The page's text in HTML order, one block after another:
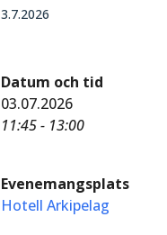
3.7.2026
Datum och tid
03.07.2026
11:45 - 13:00
Evenemangsplats
Hotell Arkipelag